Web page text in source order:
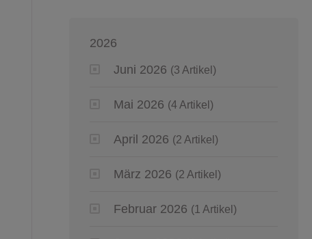
2026
Juni 2026 (3 Artikel)
Mai 2026 (4 Artikel)
April 2026 (2 Artikel)
März 2026 (2 Artikel)
Februar 2026 (1 Artikel)